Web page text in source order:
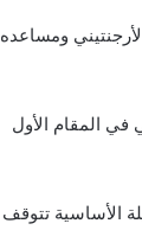
ومساعده
ولكن رغبتي في المقام الأول
الأساسية تتوقف